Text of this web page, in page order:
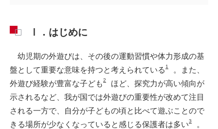
Ⅰ．はじめに
幼児期の外遊びは、その後の運動習慣や体力形成の基
盤として重要な意味を持つと考えられている 1
。また、
外遊び経験が豊富な子ども2
ほど、探究力が高い傾向が
示されるなど、我が国では外遊びの重要性が改めて注目
される一方で、自分が子どもの頃と比べて遊ぶことので
きる場所が少なくなっていると感じる保護者は多い3
。